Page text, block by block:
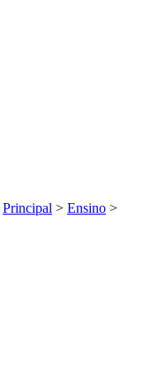
Principal > Ensino >